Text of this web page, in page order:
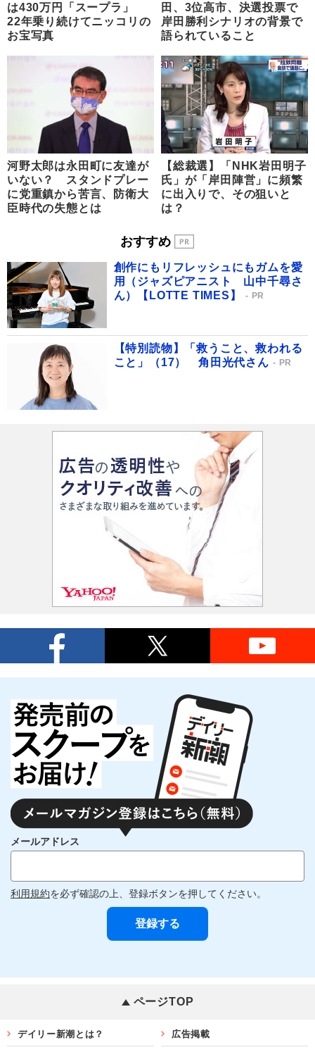
は430万円「スープラ」
22年乗り続けてニッコリの
お宝写真
田、3位高市、決選投票で
岸田勝利シナリオの背景で
語られていること
河野太郎は永田町に友達が
いない？ スタンドプレー
に党重鎮から苦言、防衛大
臣時代の失態とは
【総裁選】「NHK岩田明子
氏」が「岸田陣営」に頻繁
に出入りで、その狙いと
は？
おすすめ
創作にもリフレッシュにもガムを愛
用（ジャズピアニスト 山中千尋さ
ん）【LOTTE TIMES】
PR
【特別読物】「救うこと、救われる
こと」（17） 角田光代さん
PR
メールアドレス
利用規約を必ず確認の上、登録ボタンを押してください。
ページTOP
デイリー新潮とは？ 広告掲載